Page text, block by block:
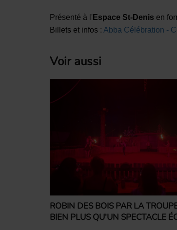
Présenté à l' Espace St-Denis en
Billets et infos : Abba Célébration -
Voir aussi
ROBIN DES BOIS PAR LA
BIEN PLUS QU'UN SPECTACLE